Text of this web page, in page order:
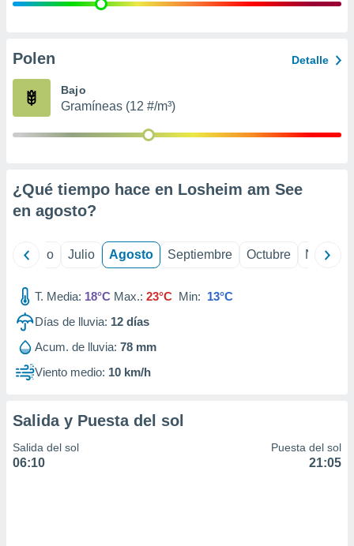
publicidad
de
Polen Detalle
Bajo
Gramíneas (12 #/m³)
¿Qué tiempo hace en Losheim am See
en agosto?
Junio Julio Agosto Septiembre Octubre
T. Media: 18°C Max.: 23°C Min: 13°C
Días de lluvia: 12 días
Acum. de lluvia: 78 mm
Viento medio: 10 km/h
Salida y Puesta del sol
Salida del sol
06:10
Puesta del sol
21:05